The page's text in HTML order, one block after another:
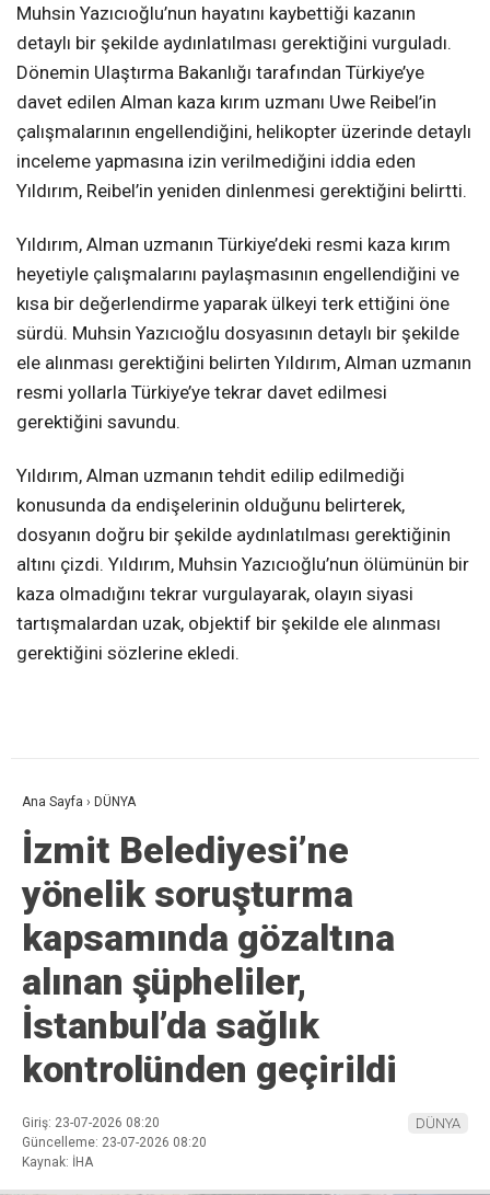
Muhsin Yazıcıoğlu’nun hayatını kaybettiği kazanın
detaylı bir şekilde aydınlatılması gerektiğini vurguladı.
Dönemin Ulaştırma Bakanlığı tarafından Türkiye’ye
davet edilen Alman kaza kırım uzmanı Uwe Reibel’in
çalışmalarının engellendiğini, helikopter üzerinde detaylı
inceleme yapmasına izin verilmediğini iddia eden
Yıldırım, Reibel’in yeniden dinlenmesi gerektiğini belirtti.
Yıldırım, Alman uzmanın Türkiye’deki resmi kaza kırım
heyetiyle çalışmalarını paylaşmasının engellendiğini ve
kısa bir değerlendirme yaparak ülkeyi terk ettiğini öne
sürdü. Muhsin Yazıcıoğlu dosyasının detaylı bir şekilde
ele alınması gerektiğini belirten Yıldırım, Alman uzmanın
resmi yollarla Türkiye’ye tekrar davet edilmesi
gerektiğini savundu.
Yıldırım, Alman uzmanın tehdit edilip edilmediği
konusunda da endişelerinin olduğunu belirterek,
dosyanın doğru bir şekilde aydınlatılması gerektiğinin
altını çizdi. Yıldırım, Muhsin Yazıcıoğlu’nun ölümünün bir
kaza olmadığını tekrar vurgulayarak, olayın siyasi
tartışmalardan uzak, objektif bir şekilde ele alınması
gerektiğini sözlerine ekledi.
Ana Sayfa › DÜNYA
İzmit Belediyesi’ne
yönelik soruşturma
kapsamında gözaltına
alınan şüpheliler,
İstanbul’da sağlık
kontrolünden geçirildi
Giriş: 23-07-2026 08:20
Güncelleme: 23-07-2026 08:20
Kaynak: İHA
DÜNYA